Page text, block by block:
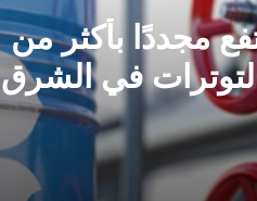
مجددًا بأكثر من
في الشرق